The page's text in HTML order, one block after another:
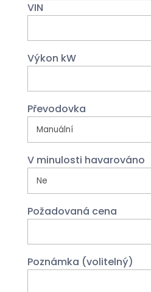
VIN
Výkon kW
Převodovka
V minulosti havarováno
Požadovaná cena
Poznámka (volitelný)